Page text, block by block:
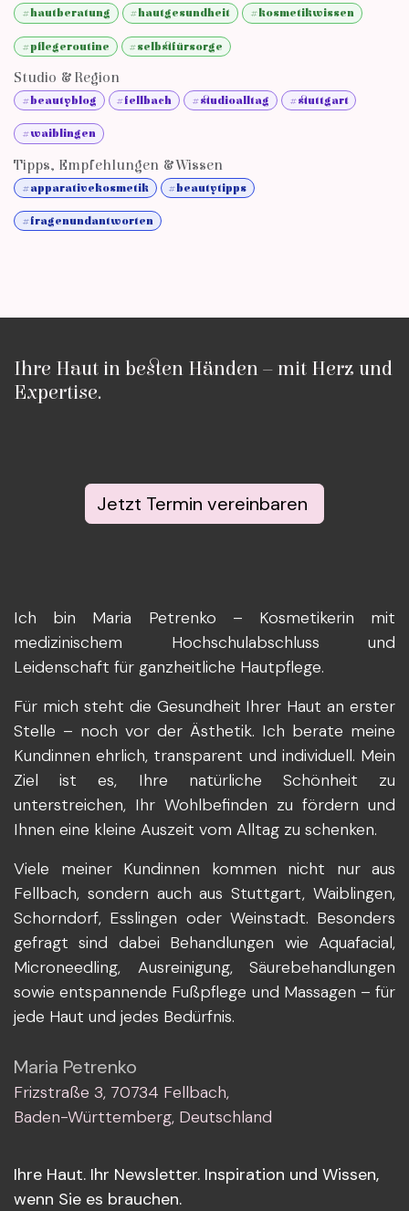
#hautberatung #hautgesundheit #kosmetikwissen
#pflegeroutine #selbstfürsorge
Studio & Region
#beautyblog #fellbach #studioalltag #stuttgart
#waiblingen
Tipps, Empfehlungen & Wissen
#apparativekosmetik #beautytipps
#fragenundantworten
Ihre Haut in besten Händen – mit Herz und
Expertise.
Jetzt Termin vereinbaren
Ich bin Maria Petrenko – Kosmetikerin mit
medizinischem Hochschulabschluss und
Leidenschaft für ganzheitliche Hautpflege.
Für mich steht die Gesundheit Ihrer Haut an erster
Stelle – noch vor der Ästhetik. Ich berate meine
Kundinnen ehrlich, transparent und individuell. Mein
Ziel ist es, Ihre natürliche Schönheit zu
unterstreichen, Ihr Wohlbefinden zu fördern und
Ihnen eine kleine Auszeit vom Alltag zu schenken.
Viele meiner Kundinnen kommen nicht nur aus
Fellbach, sondern auch aus Stuttgart, Waiblingen,
Schorndorf, Esslingen oder Weinstadt. Besonders
gefragt sind dabei Behandlungen wie Aquafacial,
Microneedling, Ausreinigung, Säurebehandlungen
sowie entspannende Fußpflege und Massagen – für
jede Haut und jedes Bedürfnis.
Maria Petrenko
Frizstraße 3, 70734 Fellbach,
Baden-Württemberg, Deutschland
Ihre Haut. Ihr Newsletter. Inspiration und Wissen,
wenn Sie es brauchen.